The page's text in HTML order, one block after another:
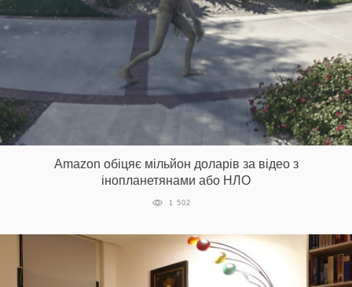
Amazon обіцяє мільйон доларів за відео з
інопланетянами або НЛО
1 502